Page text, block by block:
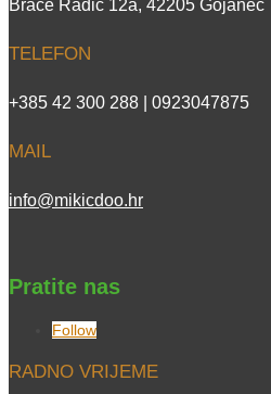
Braće Radić 12a, 42205 Gojanec
TELEFON
+385 42 300 288 | 0923047875
MAIL
info@mikicdoo.hr
Pratite nas
Follow
RADNO VRIJEME